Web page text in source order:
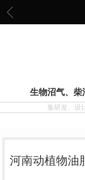
生物沼气、柴
集研发、设
河南动植物油